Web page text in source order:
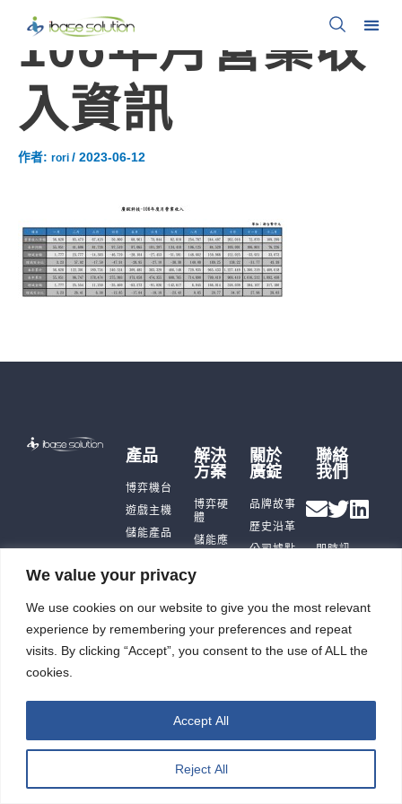
We value your privacy
We use cookies on our website to give you the most relevant
experience by remembering your preferences and repeat
visits. By clicking “Accept”, you consent to the use of ALL the
cookies.
Reject All
Accept All
106年月營業收
入資訊
作者: rori / 2023-06-12
產品
博弈機台
遊戲主機
儲能產品
觸控平板
智能重訓
機
解決
方案
博弈硬
體
儲能應
智能自
關於
廣錠
品牌故事
歷史沿革
公司據點
聯絡
我們
即時訊
網頁設計公司：振作雲科技